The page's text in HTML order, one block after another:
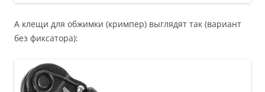
А клещи для обжимки (кримпер) выглядят так (вариант
без фиксатора):